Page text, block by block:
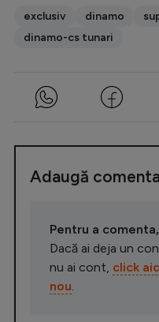
exclusiv dinamo
dinamo-cs tunari
Adaugă
Pentru a
Dacă ai deja un
nu ai cont, click
nou